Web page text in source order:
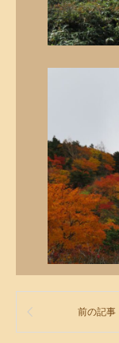
前の記事